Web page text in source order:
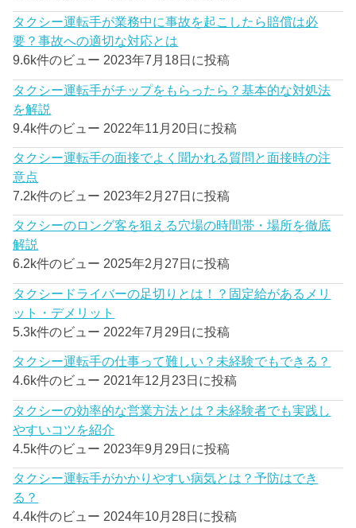
タクシー運転手が業務中に事故を起こしたら賠償は必
要？事故への適切な対応とは
9.6k件のビュー 2023年7月18日に投稿
タクシー運転手がチップをもらったら？基本的な対処法
を解説
9.4k件のビュー 2022年11月20日に投稿
タクシー運転手の面接でよく聞かれる質問と面接時の注
意点
7.2k件のビュー 2023年2月27日に投稿
タクシーのロング客を狙える穴場の時間帯・場所を徹底
解説
6.2k件のビュー 2025年2月27日に投稿
タクシードライバーの足切りとは！？固定給があるメリ
ット・デメリット
5.3k件のビュー 2022年7月29日に投稿
タクシー運転手の仕事って難しい？未経験でもできる？
4.6k件のビュー 2021年12月23日に投稿
タクシーの効率的な営業方法とは？未経験者でも実践し
やすいコツを紹介
4.5k件のビュー 2023年9月29日に投稿
タクシー運転手がかかりやすい病気とは？予防はでき
る？
4.4k件のビュー 2024年10月28日に投稿